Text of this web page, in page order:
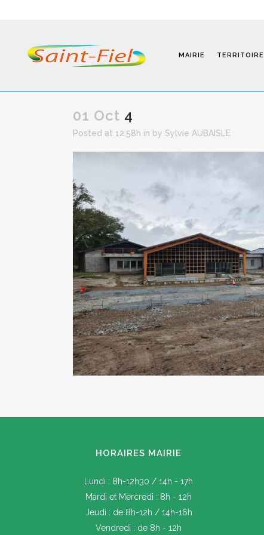
MAIRIE TERRITOIRE
Modalités D’inscription
Séjours
01 Oct 4
Posted at 12:58h in by Sylvie AUBAISLE
HORAIRES MAIRIE
Lundi : 8h-12h30 / 14h - 17h
Mardi et Mercredi : 8h - 12h
Jeudi : de 8h-12h / 14h-16h
Vendredi : de 8h - 12h